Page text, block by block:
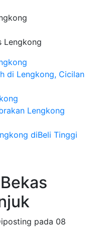
Lengkong
di Lengkong, Cicilan
Lengkong
diBeli Tinggi
pada 08